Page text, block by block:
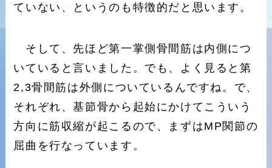
ていない、というのも特徴的だと思います。
そして、先ほど第一掌側骨間筋は内側につ
いていると言いました。でも、よく見ると第
2,3骨間筋は外側についているんですね。で、
それぞれ、基節骨から起始にかけてこういう
方向に筋収縮が起こるので、まずはMP関節の
屈曲を行なっています。